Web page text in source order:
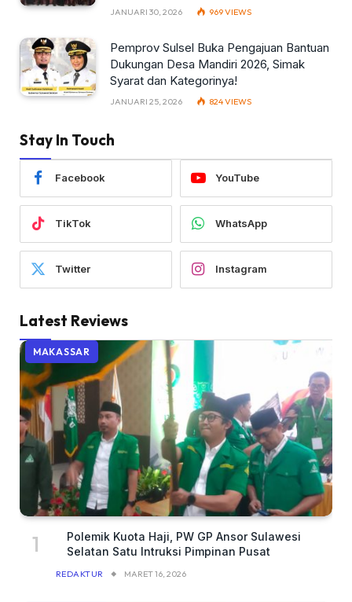
JANUARI 30, 2026 969VIEWS
Pemprov Sulsel Buka Pengajuan Bantuan
Dukungan Desa Mandiri 2026, Simak
Syarat dan Kategorinya!
JANUARI 25, 2026 824VIEWS
Stay In Touch
Facebook YouTube
TikTok WhatsApp
Twitter Instagram
Latest Reviews
MAKASSAR
Polemik Kuota Haji, PW GP Ansor Sulawesi
Selatan Satu Intruksi Pimpinan Pusat
REDAKTUR MARET 16, 2026